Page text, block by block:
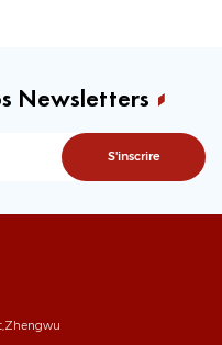
Newsletters